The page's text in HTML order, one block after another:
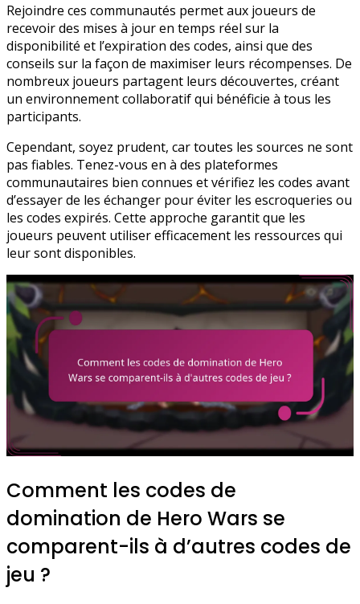
Rejoindre ces communautés permet aux joueurs de
recevoir des mises à jour en temps réel sur la
disponibilité et l’expiration des codes, ainsi que des
conseils sur la façon de maximiser leurs récompenses. De
nombreux joueurs partagent leurs découvertes, créant
un environnement collaboratif qui bénéficie à tous les
participants.
Cependant, soyez prudent, car toutes les sources ne sont
pas fiables. Tenez-vous en à des plateformes
communautaires bien connues et vérifiez les codes avant
d’essayer de les échanger pour éviter les escroqueries ou
les codes expirés. Cette approche garantit que les
joueurs peuvent utiliser efficacement les ressources qui
leur sont disponibles.
Comment les codes de
domination de Hero Wars se
comparent-ils à d’autres codes de
jeu ?